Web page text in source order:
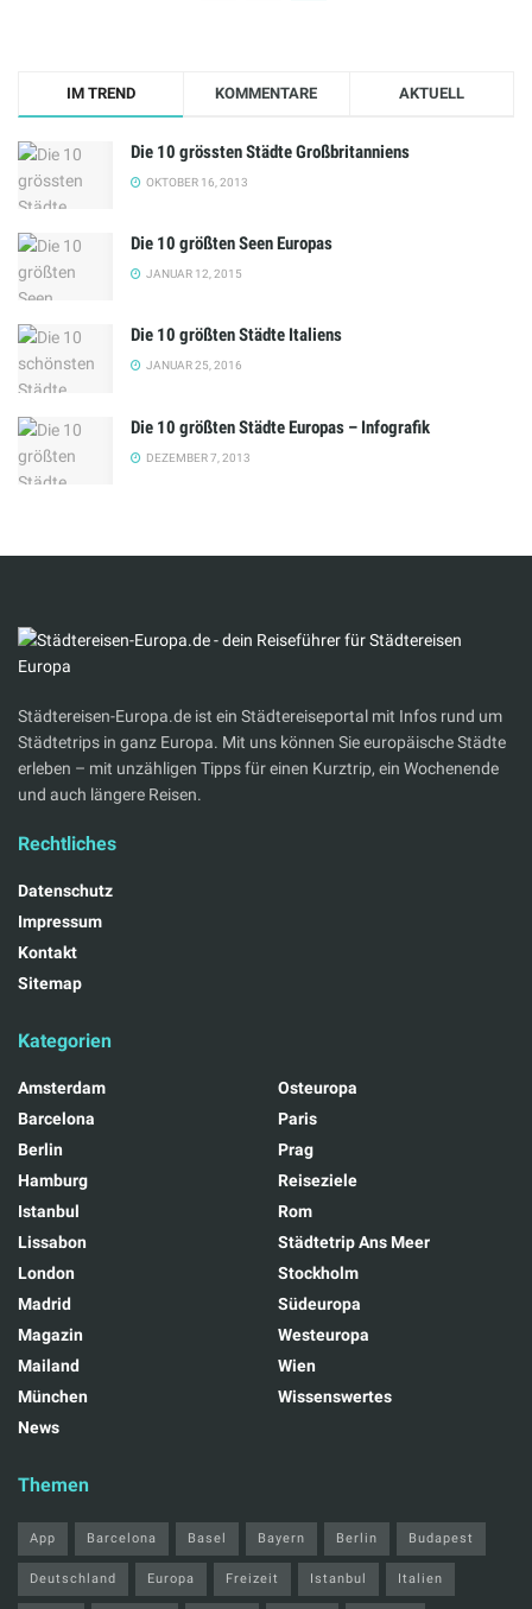
IM TREND KOMMENTARE AKTUELL
Die 10 grössten Städte Großbritanniens
OKTOBER 16, 2013
Die 10 größten Seen Europas
JANUAR 12, 2015
Die 10 größten Städte Italiens
JANUAR 25, 2016
Die 10 größten Städte Europas – Infografik
DEZEMBER 7, 2013
Städtereisen-Europa.de ist ein Städtereiseportal mit Infos rund um
Städtetrips in ganz Europa. Mit uns können Sie europäische Städte
erleben – mit unzähligen Tipps für einen Kurztrip, ein Wochenende
und auch längere Reisen.
Rechtliches
Datenschutz
Impressum
Kontakt
Sitemap
Kategorien
Amsterdam
Barcelona
Berlin
Hamburg
Istanbul
Lissabon
London
Madrid
Magazin
Mailand
München
News
Osteuropa
Paris
Prag
Reiseziele
Rom
Städtetrip Ans Meer
Stockholm
Südeuropa
Westeuropa
Wien
Wissenswertes
Themen
App Barcelona Basel Bayern Berlin Budapest
Deutschland Europa Freizeit Istanbul Italien